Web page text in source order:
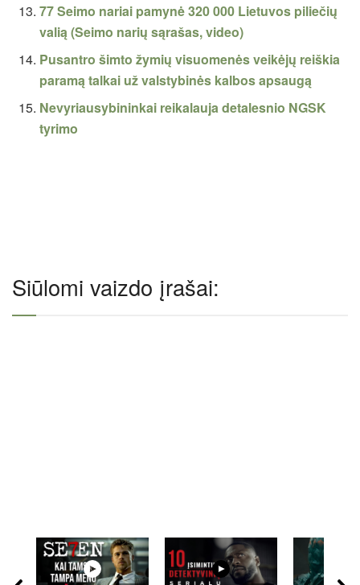
77 Seimo nariai pamynė 320 000 Lietuvos piliečių
valią (Seimo narių sąrašas, video)
Pusantro šimto žymių visuomenės veikėjų reiškia
paramą talkai už valstybinės kalbos apsaugą
Nevyriausybininkai reikalauja detalesnio NGSK
tyrimo
Siūlomi vaizdo įrašai: